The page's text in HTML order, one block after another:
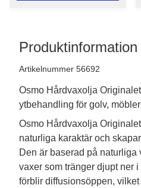
Produktinformation
Artikelnummer 56692
Osmo Hårdvaxolja
ytbehandling för golv,
Osmo Hårdvaxolja
naturliga karaktär och
Den är baserad på
vaxer som tränger djupt ner
förblir diffusionsöppen,